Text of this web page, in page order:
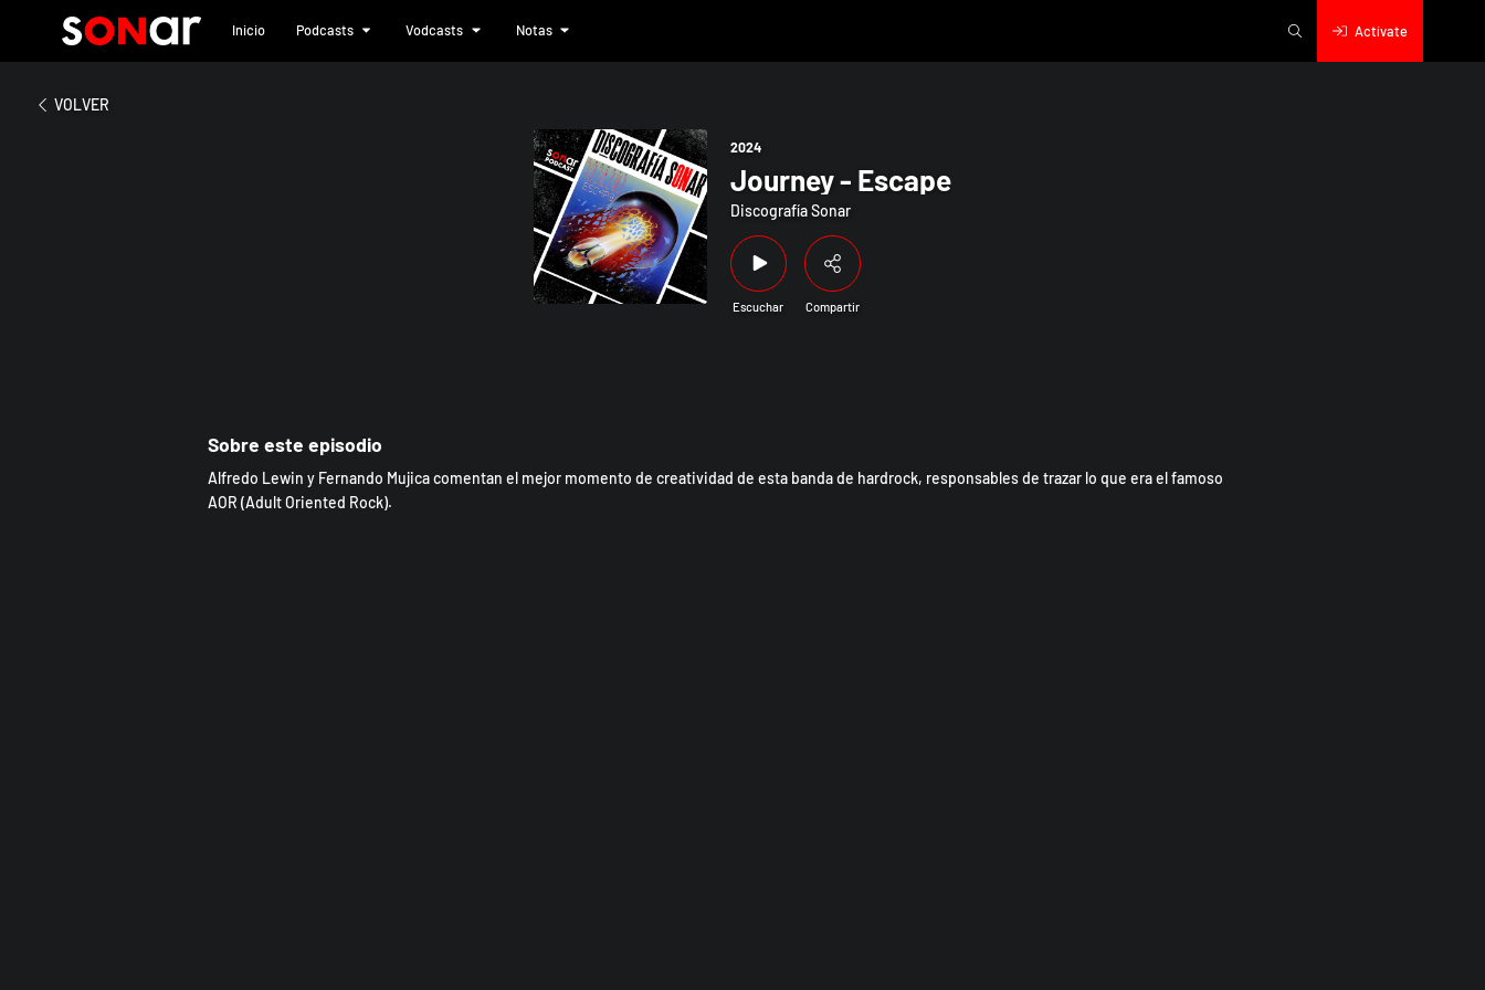
Inicio Podcasts Vodcasts Notas Actívate
VOLVER
2024
Journey - Escape
Discografía Sonar
Escuchar Compartir
Sobre este episodio
Alfredo Lewin y Fernando Mujica comentan el mejor momento de creatividad de esta banda de hardrock, responsables de trazar lo que era el famoso
AOR (Adult Oriented Rock).